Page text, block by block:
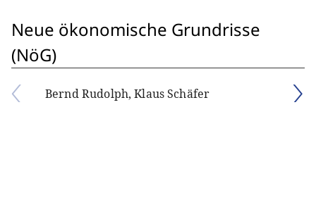
Neue ökonomische Grundrisse
(NöG)
Bernd Rudolph, Klaus Schäfer